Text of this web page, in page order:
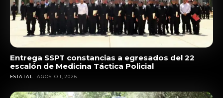
Entrega SSPT constancias a egresados del 22
escalón de Medicina Táctica Policial
ESTATAL AGOSTO 1, 2026